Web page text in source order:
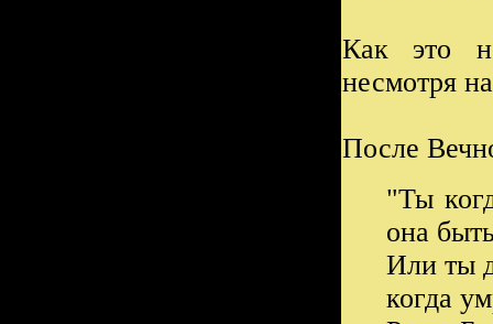
Как это
несмотря
После
"Ты
она
Или ты
когда